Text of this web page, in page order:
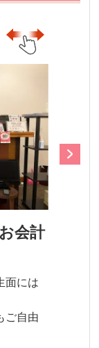
会計
面には
ご自由